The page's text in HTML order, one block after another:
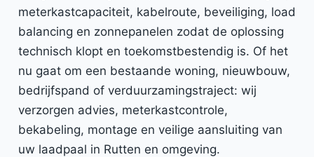
meterkastcapaciteit, kabelroute, beveiliging, load
balancing en zonnepanelen zodat de oplossing
technisch klopt en toekomstbestendig is. Of het
nu gaat om een bestaande woning, nieuwbouw,
bedrijfspand of verduurzamingstraject: wij
verzorgen advies, meterkastcontrole,
bekabeling, montage en veilige aansluiting van
uw laadpaal in Rutten en omgeving.